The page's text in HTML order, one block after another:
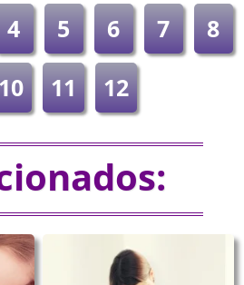
4 5 6 7
8
11 12